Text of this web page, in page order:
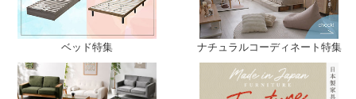
ベッド特集 ナチュラルコーディネート特集